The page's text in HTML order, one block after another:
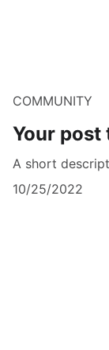
COMMUNITY
Your post
A short
10/25/2022